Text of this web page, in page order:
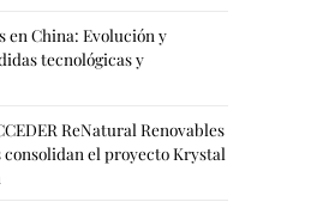
en China: Evolución y
tecnológicas y
ReNatural Renovables
consolidan el proyecto Krystal